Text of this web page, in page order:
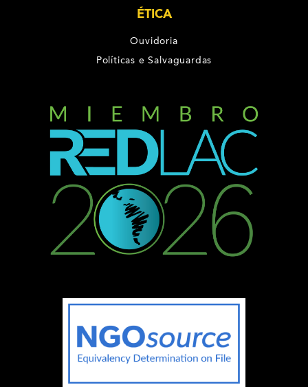
ÉTICA
Ouvidoria
Políticas e Salvaguardas